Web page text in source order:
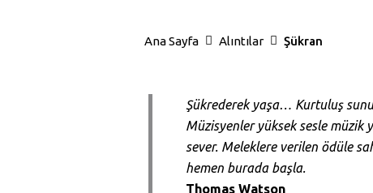
Ana Sayfa Alıntılar Şükran
Şükrederek yaşa… Kurtuluş
Müzisyenler yüksek sesle müzik
sever. Meleklere verilen ödüle
hemen burada başla.
Thomas Watson